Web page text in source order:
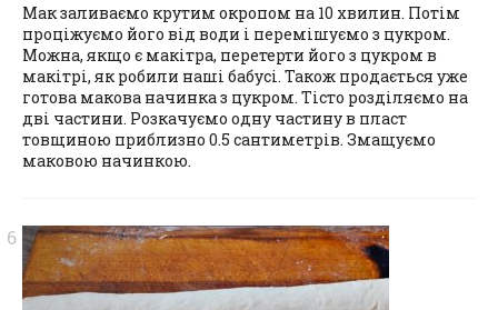
Мак заливаємо крутим окропом на 10 хвилин. Потім
проціжуємо його від води і перемішуємо з цукром.
Можна, якщо є макітра, перетерти його з цукром в
макітрі, як робили наші бабусі. Також продається уже
готова макова начинка з цукром. Тісто розділяємо на
дві частини. Розкачуємо одну частину в пласт
товщиною приблизно 0.5 сантиметрів. Змащуємо
маковою начинкою.